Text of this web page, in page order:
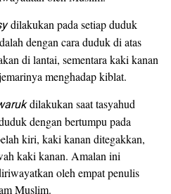
dilakukan pada setiap duduk
dengan cara duduk di atas
di lantai, sementara kaki kanan
menghadap kiblat.
dilakukan saat tasyahud
dengan bertumpu pada
kiri, kaki kanan ditegakkan,
kaki kanan. Amalan ini
oleh empat penulis
Muslim.